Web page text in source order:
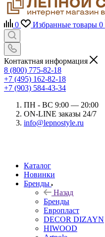
0 Избранные товары 0
Контактная информация
8 (800) 775-82-18
+7 (495) 162-82-18
+7 (903) 584-43-34
ПН - ВС 9:00 — 20:00
ON-LINE заказы 24/7
info@lepnostyle.ru
Каталог
Новинки
Бренды
Назад
Бренды
Европласт
DECOR DIZAYN
HIWOOD